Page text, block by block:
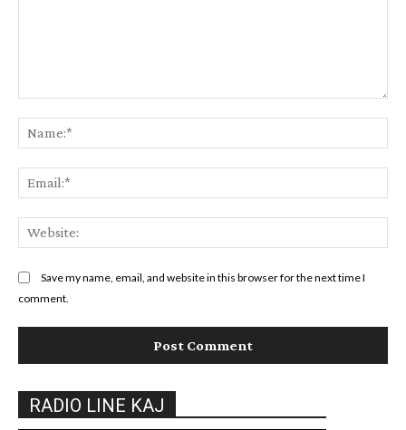
Save my name, email, and website in this browser for the next time I
comment.
RADIO LINE KAJ